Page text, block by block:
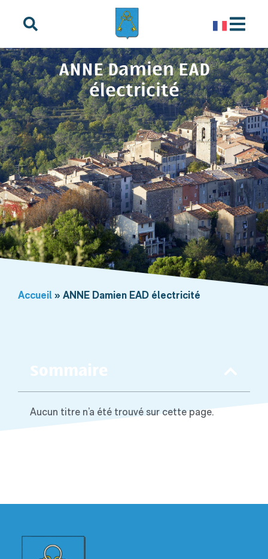
principal
ANNE Damien EAD
électricité
Accueil » ANNE Damien EAD électricité
Sommaire
Aucun titre n’a été trouvé sur cette page.